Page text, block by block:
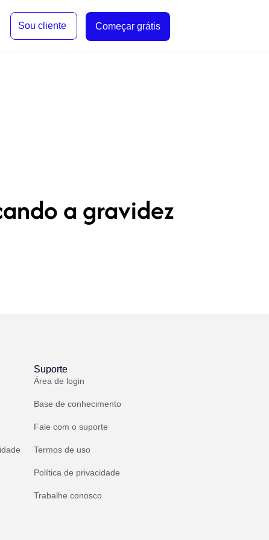
Sou cliente Começar grátis
a gravidez
Suporte
Área de login
Base de conhecimento
Fale com o suporte
Termos de uso
Política de privacidade
Trabalhe conosco